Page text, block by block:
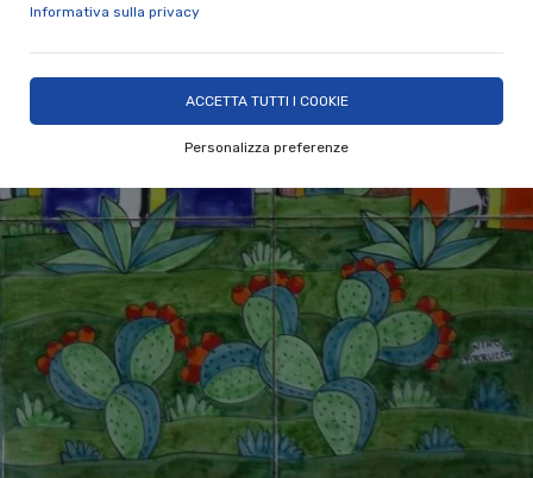
Informativa sulla privacy
ACCETTA TUTTI I COOKIE
Personalizza preferenze